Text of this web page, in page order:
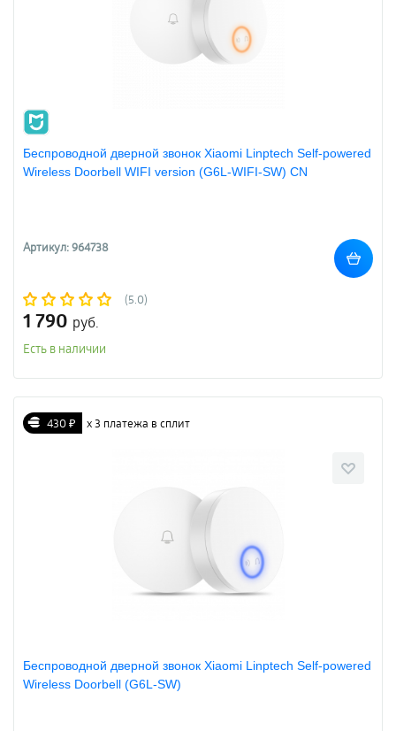
Беспроводной дверной звонок Xiaomi Linptech Self-powered
Wireless Doorbell WIFI version (G6L-WIFI-SW) CN
Артикул: 964738
(5.0)
1 790 руб.
Есть в наличии
430 ₽ х 3 платежа в сплит
Беспроводной дверной звонок Xiaomi Linptech Self-powered
Wireless Doorbell (G6L-SW)